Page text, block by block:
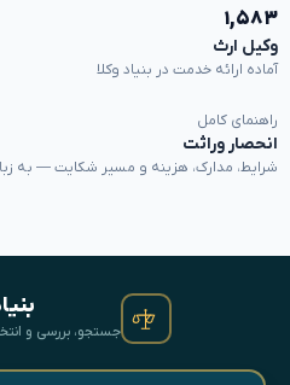
۱,۵۸۳
وکیل ارث
آماده ارائه خدمت در بنیاد وکلا
راهنمای کامل
انحصار وراثت
شرایط، مدارک، هزینه و مسیر شکایت — به
جستجو، بررسی و